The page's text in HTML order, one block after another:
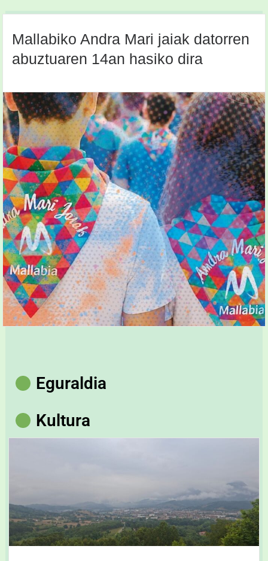
Mallabiko Andra Mari jaiak datorren
abuztuaren 14an hasiko dira
Eguraldia
Kultura